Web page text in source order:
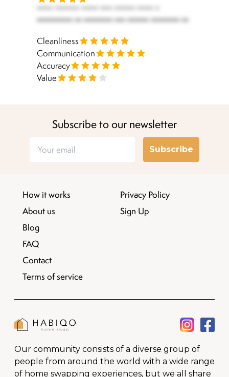
**** ****** **** *** ***** **** *
********** ** ******** *** ****** ******** **
Cleanliness
Communication
Accuracy
Value
Subscribe to our newsletter
Subscribe
How it works
About us
Blog
FAQ
Contact
Terms of service
Privacy Policy
Sign Up
Our community consists of a diverse group of
people from around the world with a wide range
of home swapping experiences, but we all share